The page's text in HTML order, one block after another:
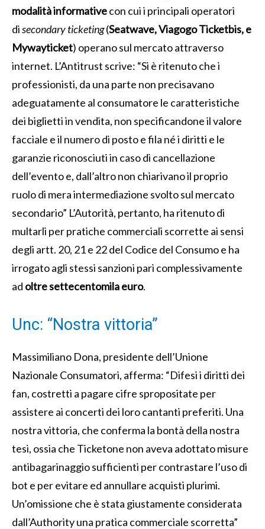
modalità informativecon cui i principali operatori
disecondary ticketing(Seatwave, Viagogo Ticketbis, e
Mywayticket) operano sul mercato attraverso
internet. L’Antitrust scrive: “Si è ritenuto che i
professionisti, da una parte non precisavano
adeguatamente al consumatore le caratteristiche
dei biglietti in vendita, non specificandone il valore
facciale e il numero di posto e fila né i diritti e le
garanzie riconosciuti in caso di cancellazione
dell’evento e, dall’altro non chiarivano il proprio
ruolo di mera intermediazione svolto sul mercato
secondario” L’Autorità, pertanto, ha ritenuto di
multarli per pratiche commerciali scorrette ai sensi
degli artt. 20, 21 e 22 del Codice del Consumo e ha
irrogato agli stessi sanzioni pari complessivamente
ad oltre settecentomila euro.
Unc: “Nostra vittoria”
Massimiliano Dona, presidente dell’Unione
Nazionale Consumatori, afferma: “Difesi i diritti dei
fan, costretti a pagare cifre spropositate per
assistere ai concerti dei loro cantanti preferiti. Una
nostra vittoria, che conferma la bontà della nostra
tesi, ossia che Ticketone non aveva adottato misure
antibagarinaggio sufficienti per contrastare l’uso di
bot e per evitare ed annullare acquisti plurimi.
Un’omissione che è stata giustamente considerata
dall’Authority una pratica commerciale scorretta”